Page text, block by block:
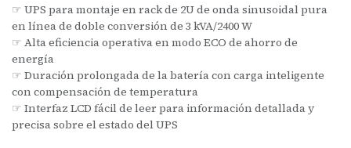
☞ UPS para montaje en rack de 2U de onda sinusoidal pura
en línea de doble conversión de 3 kVA/2400 W
☞ Alta eficiencia operativa en modo ECO de ahorro de
energía
☞ Duración prolongada de la batería con carga inteligente
con compensación de temperatura
☞ Interfaz LCD fácil de leer para información detallada y
precisa sobre el estado del UPS